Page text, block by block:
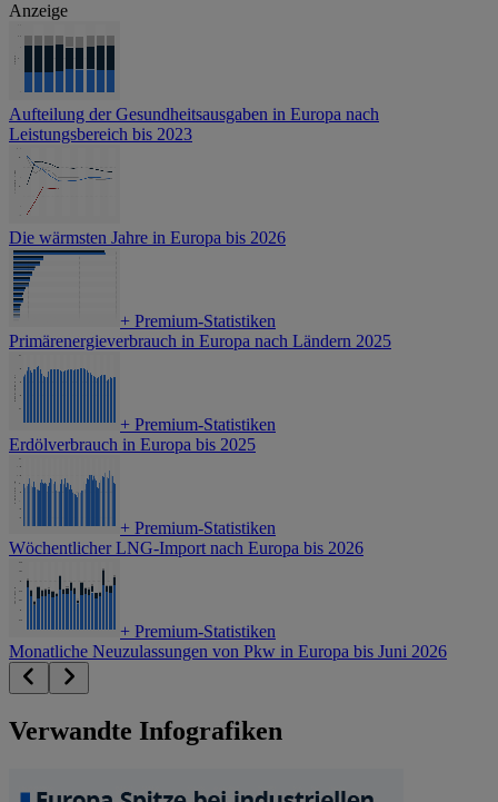
Anzeige
Aufteilung der Gesundheitsausgaben in Europa nach
Leistungsbereich bis 2023
Die wärmsten Jahre in Europa bis 2026
+ Premium-Statistiken
Primärenergieverbrauch in Europa nach Ländern 2025
+ Premium-Statistiken
Erdölverbrauch in Europa bis 2025
+ Premium-Statistiken
Wöchentlicher LNG-Import nach Europa bis 2026
+ Premium-Statistiken
Monatliche Neuzulassungen von Pkw in Europa bis Juni 2026
Verwandte Infografiken